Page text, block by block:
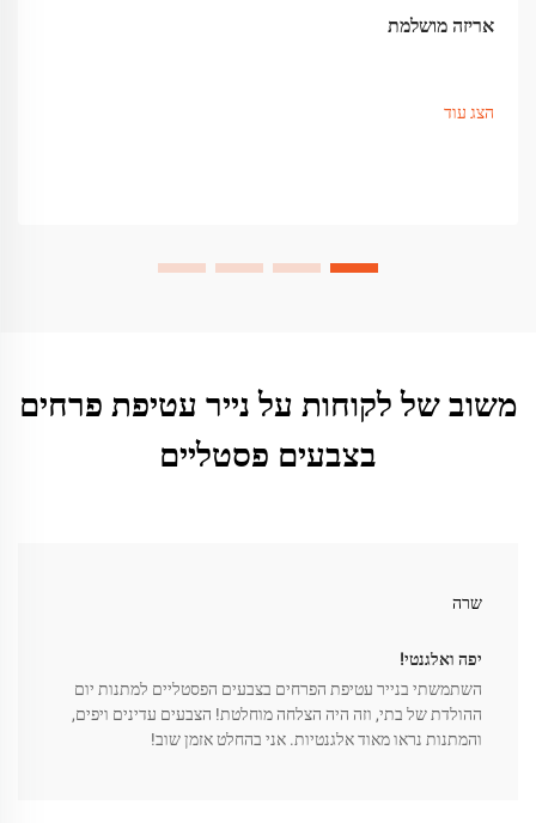
אריזה מושלמת
הצג עוד
משוב של לקוחות על נייר עטיפת פרחים
בצבעים פסטליים
שרה
יפה ואלגנטי!
השתמשתי בנייר עטיפת הפרחים בצבעים הפסטליים למתנות יום
ההולדת של בתי, וזה היה הצלחה מוחלטת! הצבעים עדינים ויפים,
והמתנות נראו מאוד אלגנטיות. אני בהחלט אזמן שוב!